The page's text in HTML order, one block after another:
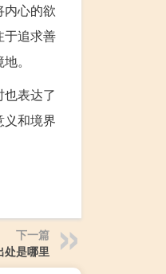
心的欲
于追求善
。
表达了
和境界
下一篇
处是哪里